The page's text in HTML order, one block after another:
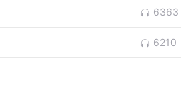
6363
6210